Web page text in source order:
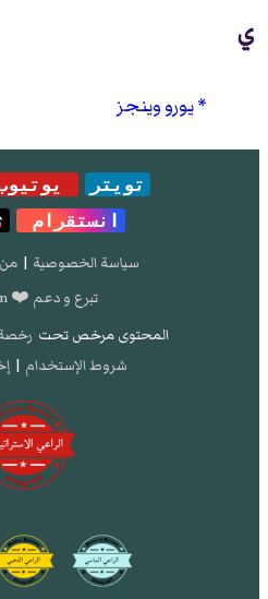
ي
يورو وينجز
تويتر
انستقرام
سياسة الخصوصية |
تبرع و دعم ❤️ donation
المحتوى مرخص تحت رخصة
شروط الإستخدام |